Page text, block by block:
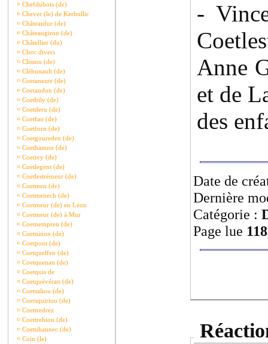
¤ Chefdubois (de)
¤ Chever (le) de Kerbullic
¤ Châteaufur (de)
¤ Châteaugiron (de)
¤ Châtellier (du)
¤ Clerc divers
¤ Clisson (de)
¤ Cléhunault (de)
¤ Coetanezre (de)
¤ Coetaudon (de)
¤ Coetbily (de)
¤ Coetderu (de)
¤ Coetfao (de)
¤ Coetforn (de)
¤ Coetgoureden (de)
¤ Coethamon (de)
¤ Coetivy (de)
¤ Coetlegent (de)
¤ Coetlestrémeur (de)
¤ Coetmen (de)
¤ Coetmenech (de)
¤ Coetmeur (de) en Léon
¤ Coetmeur (de) à Mur
¤ Coetnempren (de)
¤ Coetninon (de)
¤ Coetpont (de)
¤ Coetquelfen (de)
¤ Coetquenan (de)
¤ Coetquis de
¤ Coetquévéran (de)
¤ Coetsaliou (de)
¤ Coetsquiriou (de)
¤ Coettredrez
¤ Coettrehiou (de)
¤ Coetuhannec (de)
¤ Coin (le)
-
Anne
et de
des
Date de
Dernière
Catégorie :
Page lue